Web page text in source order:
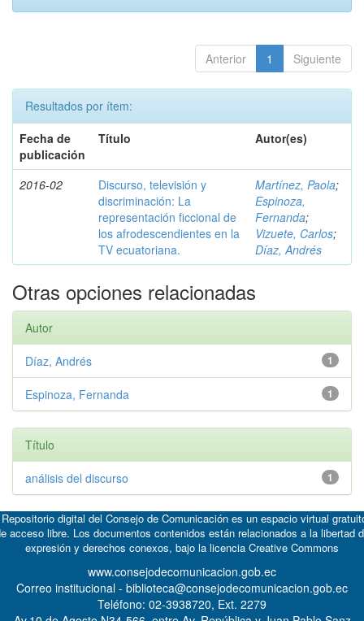
Anterior 1 Siguiente
Resultados por ítem:
Fecha de
publicación
Título Autor(es)
2016-02
Discurso, televisión y
discriminación: La
representación ficcional de
los afrodescendientes en la
TV ecuatoriana.
Martínez, Paola;
Espinoza,
Fernanda;
Vizuete, Carlos;
Díaz, Andrés
Otras opciones relacionadas
Autor
1
Díaz, Andrés
1
Espinoza, Fernanda
Título
1
análisis del discurso
digital del Consejo de Comunicación es un espacio virtual
acceso libre. Los documentos contenidos están relacionados a la libertad
expresión y derechos conexos, bajo la licencia Creative Commons
www.consejodecomunicacion.gob.ec
Correo institucional - biblioteca@consejodecomunicacion.gob.ec
Teléfono: 02-3938720, Ext. 2279